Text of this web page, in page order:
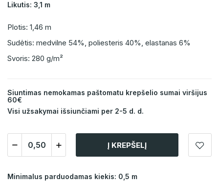
Likutis: 3,1 m
Plotis: 1,46 m
Sudėtis: medvilne 54%, poliesteris 40%, elastanas 6%
Svoris: 280 g/m²
Siuntimas nemokamas paštomatu krepšelio sumai viršijus
60€
Visi užsakymai išsiunčiami per 2-5 d. d.
Į KREPŠELĮ
Minimalus parduodamas kiekis: 0,5 m